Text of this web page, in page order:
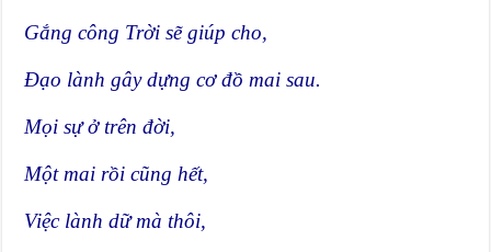
Gắng công Trời sẽ giúp cho,
Đạo lành gây dựng cơ đồ mai sau.
Mọi sự ở trên đời,
Một mai rồi cũng hết,
Việc lành dữ mà thôi,